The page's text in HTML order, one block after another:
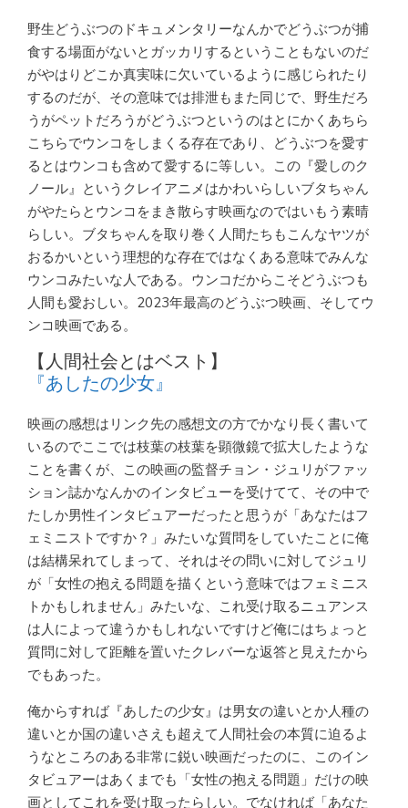
野生どうぶつのドキュメンタリーなんかでどうぶつが捕
食する場面がないとガッカリするということもないのだ
がやはりどこか真実味に欠いているように感じられたり
するのだが、その意味では排泄もまた同じで、野生だろ
うがペットだろうがどうぶつというのはとにかくあちら
こちらでウンコをしまくる存在であり、どうぶつを愛す
るとはウンコも含めて愛するに等しい。この『愛しのク
ノール』というクレイアニメはかわいらしいブタちゃん
がやたらとウンコをまき散らす映画なのではいもう素晴
らしい。ブタちゃんを取り巻く人間たちもこんなヤツが
おるかいという理想的な存在ではなくある意味でみんな
ウンコみたいな人である。ウンコだからこそどうぶつも
人間も愛おしい。2023年最高のどうぶつ映画、そしてウ
ンコ映画である。
【人間社会とはベスト】
『あしたの少女』
映画の感想はリンク先の感想文の方でかなり長く書いて
いるのでここでは枝葉の枝葉を顕微鏡で拡大したような
ことを書くが、この映画の監督チョン・ジュリがファッ
ション誌かなんかのインタビューを受けてて、その中で
たしか男性インタビュアーだったと思うが「あなたはフ
ェミニストですか？」みたいな質問をしていたことに俺
は結構呆れてしまって、それはその問いに対してジュリ
が「女性の抱える問題を描くという意味ではフェミニス
トかもしれません」みたいな、これ受け取るニュアンス
は人によって違うかもしれないですけど俺にはちょっと
質問に対して距離を置いたクレバーな返答と見えたから
でもあった。
俺からすれば『あしたの少女』は男女の違いとか人種の
違いとか国の違いさえも超えて人間社会の本質に迫るよ
うなところのある非常に鋭い映画だったのに、このイン
タビュアーはあくまでも「女性の抱える問題」だけの映
画としてこれを受け取ったらしい。でなければ「あなた